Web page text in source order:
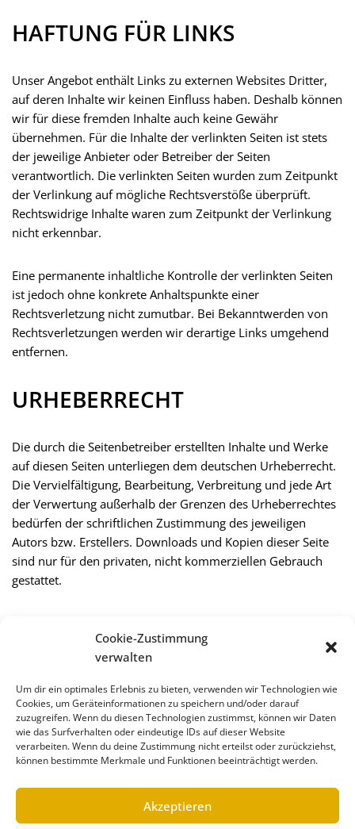
Cookie-Zustimmung
verwalten
Um dir ein optimales Erlebnis zu bieten, verwenden wir Technologien wie
Cookies, um Geräteinformationen zu speichern und/oder darauf
zuzugreifen. Wenn du diesen Technologien zustimmst, können wir Daten
wie das Surfverhalten oder eindeutige IDs auf dieser Website
verarbeiten. Wenn du deine Zustimmung nicht erteilst oder zurückziehst,
können bestimmte Merkmale und Funktionen beeinträchtigt werden.
Akzeptieren
HAFTUNG FÜR LINKS
Unser Angebot enthält Links zu externen Websites Dritter,
auf deren Inhalte wir keinen Einfluss haben. Deshalb können
wir für diese fremden Inhalte auch keine Gewähr
übernehmen. Für die Inhalte der verlinkten Seiten ist stets
der jeweilige Anbieter oder Betreiber der Seiten
verantwortlich. Die verlinkten Seiten wurden zum Zeitpunkt
der Verlinkung auf mögliche Rechtsverstöße überprüft.
Rechtswidrige Inhalte waren zum Zeitpunkt der Verlinkung
nicht erkennbar.
Eine permanente inhaltliche Kontrolle der verlinkten Seiten
ist jedoch ohne konkrete Anhaltspunkte einer
Rechtsverletzung nicht zumutbar. Bei Bekanntwerden von
Rechtsverletzungen werden wir derartige Links umgehend
entfernen.
URHEBERRECHT
Die durch die Seitenbetreiber erstellten Inhalte und Werke
auf diesen Seiten unterliegen dem deutschen Urheberrecht.
Die Vervielfältigung, Bearbeitung, Verbreitung und jede Art
der Verwertung außerhalb der Grenzen des Urheberrechtes
bedürfen der schriftlichen Zustimmung des jeweiligen
Autors bzw. Erstellers. Downloads und Kopien dieser Seite
sind nur für den privaten, nicht kommerziellen Gebrauch
gestattet.
erstellt wurden, werden die Urheberrechte Dritter beachtet.
Insbesondere werden Inhalte Dritter als solche
Urheberrechtsverletzung aufmerksam werden, bitten wir
um einen entsprechenden Hinweis. Bei Bekanntwerden von
Rechtsverletzungen werden wir derartige Inhalte umgehend
entfernen.
https://www.e-recht24.de/impressum-
generator.html